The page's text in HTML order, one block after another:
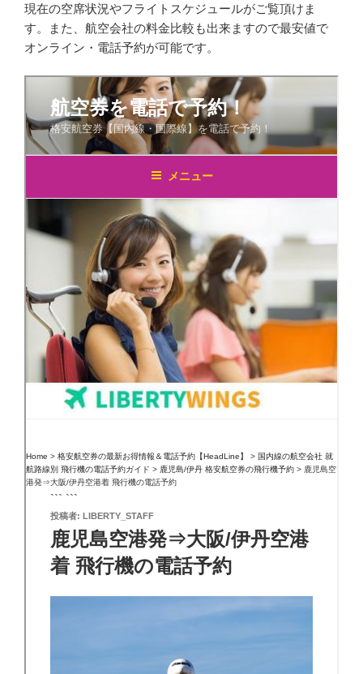
現在の空席状況やフライトスケジュールがご覧頂けま
す。また、航空会社の料金比較も出来ますので最安値で
オンライン・電話予約が可能です。